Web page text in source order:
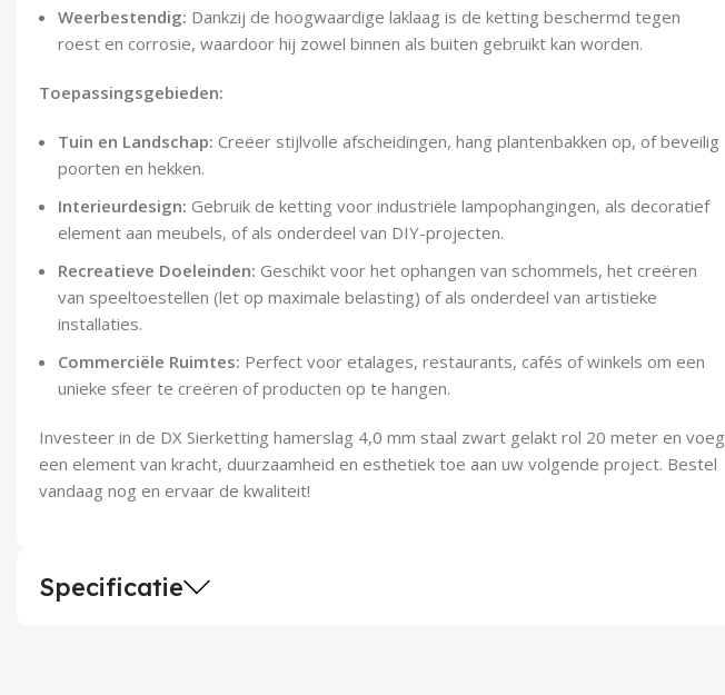
Weerbestendig: Dankzij de hoogwaardige laklaag is de ketting beschermd tegen
roest en corrosie, waardoor hij zowel binnen als buiten gebruikt kan worden.
Toepassingsgebieden:
Tuin en Landschap: Creëer stijlvolle afscheidingen, hang plantenbakken op, of beveilig
poorten en hekken.
Interieurdesign: Gebruik de ketting voor industriële lampophangingen, als decoratief
element aan meubels, of als onderdeel van DIY-projecten.
Recreatieve Doeleinden: Geschikt voor het ophangen van schommels, het creëren
van speeltoestellen (let op maximale belasting) of als onderdeel van artistieke
installaties.
Commerciële Ruimtes: Perfect voor etalages, restaurants, cafés of winkels om een
unieke sfeer te creëren of producten op te hangen.
Investeer in de DX Sierketting hamerslag 4,0 mm staal zwart gelakt rol 20 meter en voeg
een element van kracht, duurzaamheid en esthetiek toe aan uw volgende project. Bestel
vandaag nog en ervaar de kwaliteit!
Specificatie